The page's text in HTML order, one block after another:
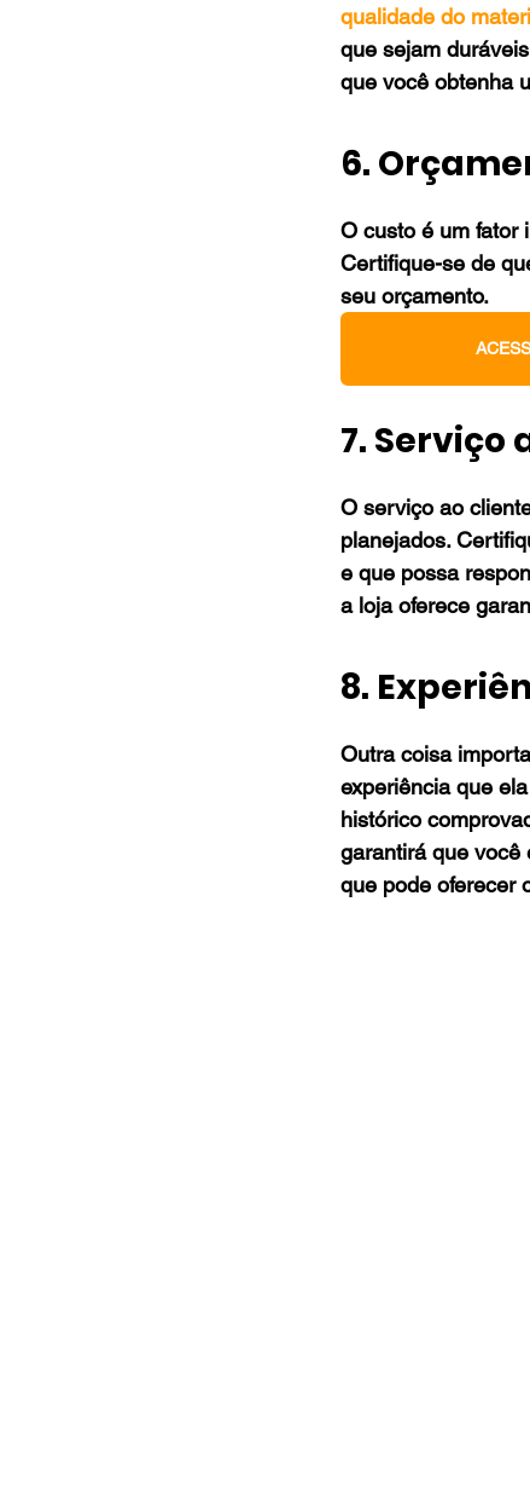
qualidade do
que sejam
que você obtenha
6.
O custo é um fator
Certifique-se de
seu orçamento.
7. Serviço
O serviço ao
planejados.
e que possa
a loja oferece
8.
Outra coisa
experiência que
histórico
garantirá que você
que pode oferecer